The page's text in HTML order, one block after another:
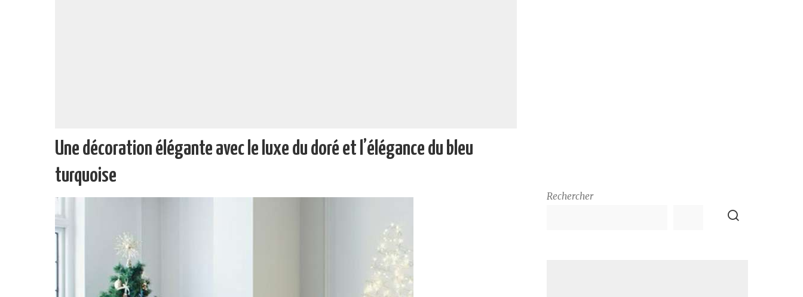
Une décoration élégante avec le luxe du doré et l’élégance du bleu
turquoise
Rechercher